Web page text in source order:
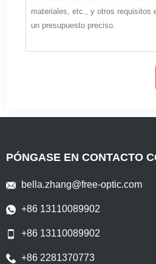
PÓNGASE EN CONTACTO
bella.zhang@free-optic.com
+86 13110089902
+86 13110089902
+86 2281370773